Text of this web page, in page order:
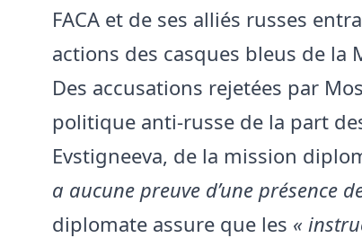
FACA et de ses alliés russes
actions des casques bleus de la
Des accusations rejetées par
politique anti-russe de la part
Evstigneeva, de la mission
a aucune preuve d’une présence
diplomate assure que les «